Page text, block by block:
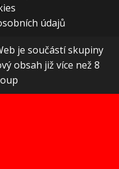
údajů
je součástí skupiny
obsah již více než 8